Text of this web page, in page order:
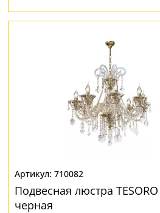
710082
Подвесная люстра
черная